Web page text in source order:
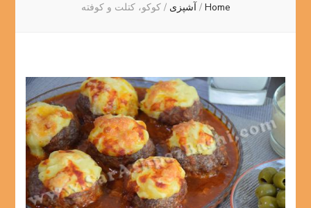
Home
/ آشپزی/ کوکو، کتلت و کوفته